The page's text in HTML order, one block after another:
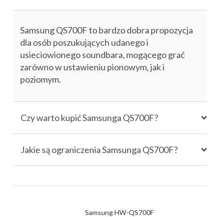
Samsung QS700F to bardzo dobra propozycja
dla osób poszukujących udanego i
usieciowionego soundbara, mogącego grać
zarówno w ustawieniu pionowym, jak i
poziomym.
Czy warto kupić Samsunga QS700F?
Jakie są ograniczenia Samsunga QS700F?
Samsung HW-QS700F